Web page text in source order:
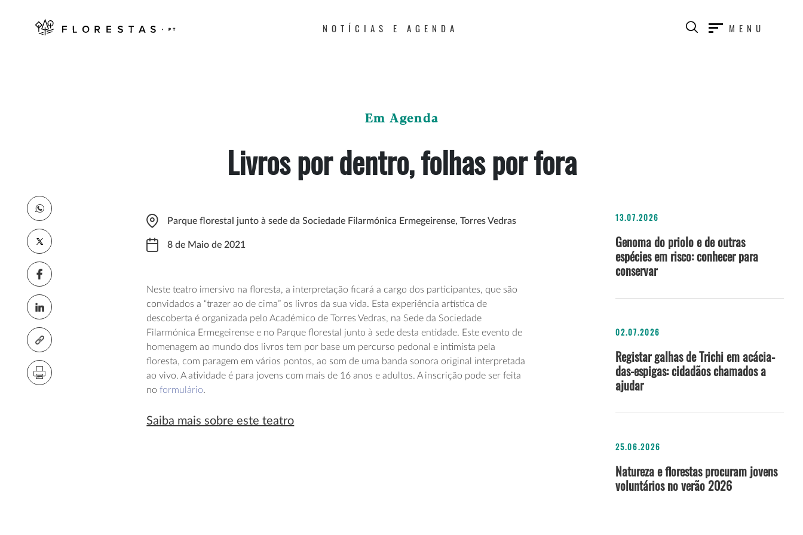
NOTÍCIAS E AGENDA MENU
Em Agenda
Livros por dentro, folhas por fora
Parque florestal junto à sede da Sociedade Filarmónica Ermegeirense, Torres Vedras
8 de Maio de 2021
Neste teatro imersivo na floresta, a interpretação ficará a cargo dos participantes, que são
convidados a “trazer ao de cima” os livros da sua vida. Esta experiência artística de
descoberta é organizada pelo Académico de Torres Vedras, na Sede da Sociedade
Filarmónica Ermegeirense e no Parque florestal junto à sede desta entidade. Este evento de
homenagem ao mundo dos livros tem por base um percurso pedonal e intimista pela
floresta, com paragem em vários pontos, ao som de uma banda sonora original interpretada
ao vivo. A atividade é para jovens com mais de 16 anos e adultos. A inscrição pode ser feita
noformulário.
Saiba mais sobre este teatro
13.07.2026
Genoma do priolo e de outras
espécies em risco: conhecer para
conservar
02.07.2026
Registar galhas de Trichi em acácia-
das-espigas: cidadãos chamados a
ajudar
25.06.2026
Natureza e florestas procuram jovens
voluntários no verão 2026